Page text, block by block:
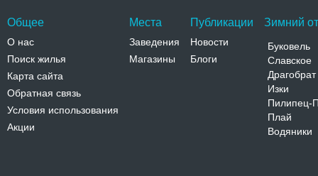
Общее
О нас
Поиск жилья
Карта сайта
Обратная связь
Условия использования
Акции
Места
Заведения
Магазины
Публикации
Новости
Блоги
Зимний
Буковель
Славское
Драгобрат
Изки
Пилипец-
Плай
Водяники